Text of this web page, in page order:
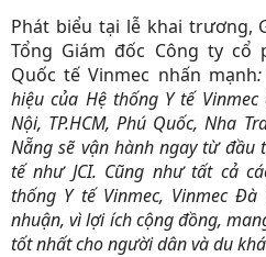
Phát biểu tại lễ khai trương,
Tổng Giám đốc Công ty cổ
Quốc tế Vinmec nhấn mạnh
hiệu của Hệ thống Y tế
Nội, TP.HCM, Phú Quốc, Nha
Nẵng sẽ vận hành ngay từ đầu
tế như JCI. Cũng như tất cả
thống Y tế Vinmec, Vinmec
nhuận, vì lợi ích cộng đồng,
tốt nhất cho người dân và du